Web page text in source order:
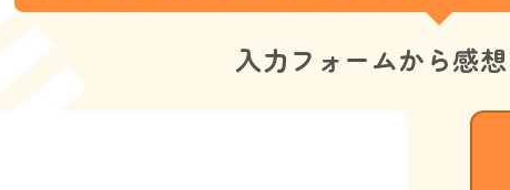
入力フォームから感